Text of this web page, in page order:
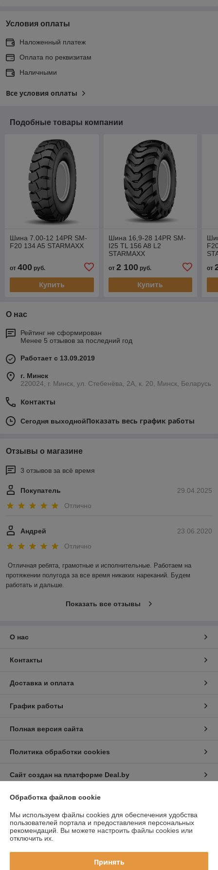
Условия оплаты
Наложенный платеж
Оплата по реквизитам
Наличными
Все условия оплаты
Подобные товары компании
Шина 7.00-12 14PR SM-
F20 134 A5 STARMAXX
от 400 руб.
Купить
Шина 16,9-28 14PR SM-
I25 TL 156 A8 L2
STARMAXX
от 2 100руб.
Купить
от
О нас
Рейтинг не сформирован
Менее 5 отзывов за последний год
Работает с 13.09.2019
г. Минск
220024, г. Минск, ул. Стебенёва, 2А, к. 20, Минск, Беларусь
Контакты
Сегодня выходнойПоказать весь график работы
Отзывы о магазине
3 отзывов за всё время
29.04.2025
Покупатель
Отлично
23.06.2020
Андрей
Отлично
Отличная ребята, грамотные и исполнительные. Работаем на
протяжении полугода за все время никаких нареканий. Будем
работать и дальше.
Показать все отзывы
О нас
Контакты
Доставка и оплата
График работы
Полная версия сайта
Политика обработки cookies
Сайт создан на платформе Deal.by
Юридическое лицо:ООО «БелАгроТайер»
Республика Беларусь, Октябрьский район, г. Минск, ул. Стебенёва, дом
2, корп. 8, пом. 38
Регистрационный номер ЕГР: 193285257
Обработка файлов cookie
Мы используем файлы cookies для обеспечения удобства
пользователей портала и предоставления персональных
рекомендаций. Вы можете настроить файлы cookies или
отключить их.
Принять